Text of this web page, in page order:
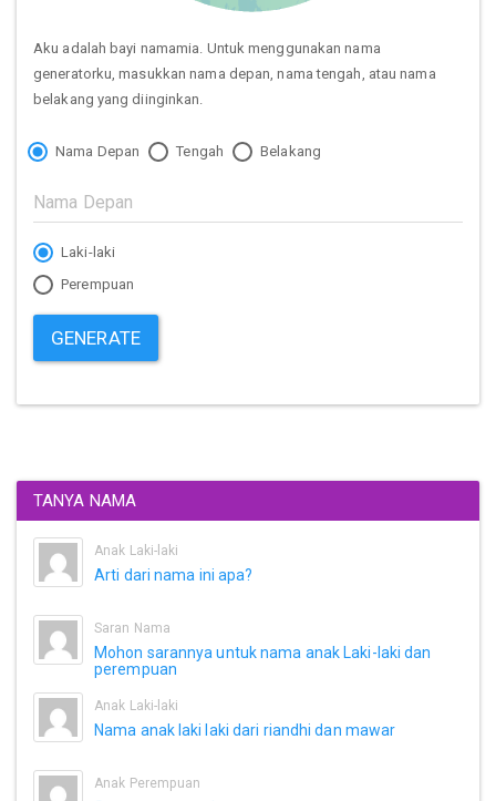
Aku adalah bayi namamia. Untuk menggunakan nama
generatorku, masukkan nama depan, nama tengah, atau nama
belakang yang diinginkan.
Nama Depan Tengah Belakang
Laki-laki
Perempuan
GENERATE
TANYA NAMA
Anak Laki-laki
Arti dari nama ini apa?
Saran Nama
Mohon sarannya untuk nama anak Laki-laki dan
perempuan
Anak Laki-laki
Nama anak laki laki dari riandhi dan mawar
Anak Perempuan